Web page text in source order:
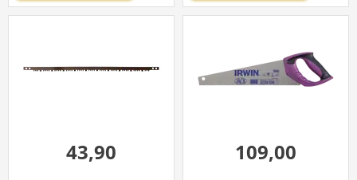
43,90 109,00